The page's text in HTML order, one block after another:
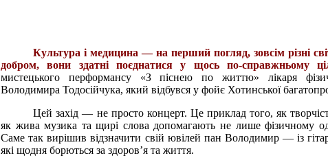
Культура і медицина — на перший погляд, зовсім різні
добром, вони здатні поєднатися у щось по-справжньому
мистецького перформансу «З піснею по життю» лікаря
Володимира Тодосійчука, який відбувся у фойє Хотинської
Цей захід — не просто концерт. Це приклад того, як
як жива музика та щирі слова допомагають не лише фізичному
Саме так вирішив відзначити свій ювілей пан Володимир — із
які щодня борються за здоров’я та життя.